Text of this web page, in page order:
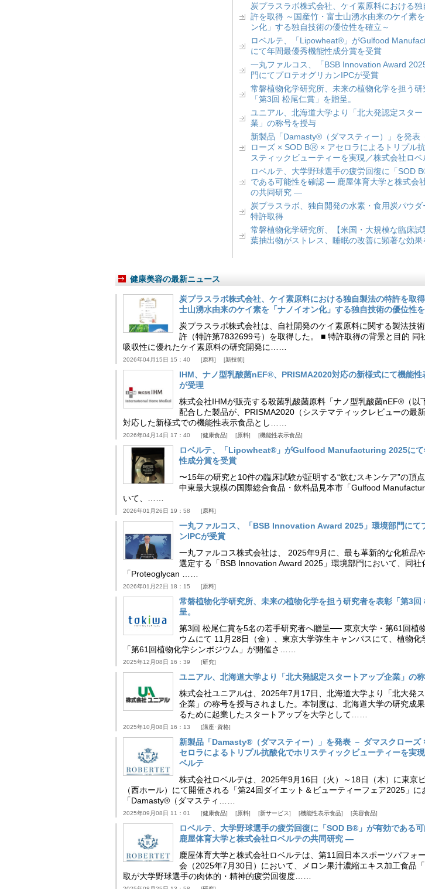
炭プラスラボ株式会社、ケイ素原料における
許を取得 ～国産竹・富士山湧水由来のケイ素
ン化」する独自技術の優位性を確立～
ロベルテ、「Lipowheat®」がGulfood
にて年間最優秀機能性成分賞を受賞
一丸ファルコス、「BSB Innovation Award
門にてプロテオグリカンIPCが受賞
常磐植物化学研究所、未来の植物化学を担う研
「第3回 松尾仁賞」を贈呈。
ユニアル、北海道大学より「北大発認定スター
業」の称号を授与
新製品「Damasty®（ダマスティー）」を発表
ローズ × SOD BⓇ × アセロラによるトリプル
スティックビューティーを実現／株式会社ロベ
ロベルテ、大学野球選手の疲労回復に「SOD
である可能性を確認 ― 鹿屋体育大学と株式会
の共同研究 ―
炭プラスラボ、独自開発の水素・食用炭パウ
特許取得
常磐植物化学研究所、【米国・大規模な臨床試
葉抽出物がストレス、睡眠の改善に顕著な効果
健康美容の最新ニュース
炭プラスラボ株式会社、ケイ素原料における独自製法の特許を取
士山湧水由来のケイ素を「ナノイオン化」する独自技術の優位性
炭プラスラボ株式会社は、自社開発のケイ素原料に関する製法技
許（特許第7832699号）を取得した。 ■ 特許取得の背景と目的 同
吸収性に優れたケイ素原料の研究開発に……
2026年04月15日 15：40 原料 新技術
IHM、ナノ型乳酸菌nEF®、PRISMA2020対応の新様式にて機能性
が受理
株式会社IHMが販売する殺菌乳酸菌原料「ナノ型乳酸菌nEF®（以
配合した製品が、PRISMA2020（システマティックレビューの最
対応した新様式での機能性表示食品とし……
2026年04月14日 17：40 健康食品 原料 機能性表示食品
ロベルテ、「Lipowheat®」がGulfood Manufacturing 2025にて
性成分賞を受賞
〜15年の研究と10件の臨床試験が証明する“飲むスキンケア”の頂点
中東最大規模の国際総合食品・飲料品見本市「Gulfood
いて、……
2026年01月26日 19：58 原料
一丸ファルコス、「BSB Innovation Award 2025」環境部門にて
ンIPCが受賞
一丸ファルコス株式会社は、 2025年9月に、最も革新的な化粧品
選定する「BSB Innovation Award 2025」環境部門において、同社
「Proteoglycan ……
2026年01月22日 18：15 原料
常磐植物化学研究所、未来の植物化学を担う研究者を表彰「第3回
呈。
第3回 松尾仁賞を5名の若手研究者へ贈呈── 東京大学・第61回植
ウムにて 11月28日（金）、東京大学弥生キャンパスにて、植物化
「第61回植物化学シンポジウム」が開催さ……
2025年12月08日 16：39 研究
ユニアル、北海道大学より「北大発認定スタートアップ企業」の
株式会社ユニアルは、2025年7月17日、北海道大学より「北大発
企業」の称号を授与されました。本制度は、北海道大学の研究成
るために起業したスタートアップを大学として……
2025年10月08日 16：13 講座･資格
新製品「Damasty®（ダマスティー）」を発表 － ダマスクロー
セロラによるトリプル抗酸化でホリスティックビューティーを実
ベルテ
株式会社ロベルテは、2025年9月16日（火）～18日（木）に東京
（西ホール）にて開催される「第24回ダイエット＆ビューティーフェア2025」に
「Damasty®（ダマスティ……
2025年09月08日 11：01 健康食品 原料 新サービス 機能性表示食品 美容食品
ロベルテ、大学野球選手の疲労回復に「SOD B®」が有効である
鹿屋体育大学と株式会社ロベルテの共同研究 ―
鹿屋体育大学と株式会社ロベルテは、第11回日本スポーツパフォ
会（2025年7月30日）において、メロン果汁濃縮エキス加工食品
取が大学野球選手の肉体的・精神的疲労回復度……